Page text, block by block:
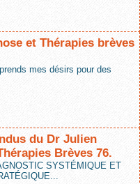
et Thérapies brèves
mes désirs pour des
du Dr Julien
Brèves 76.
SYSTÉMIQUE ET